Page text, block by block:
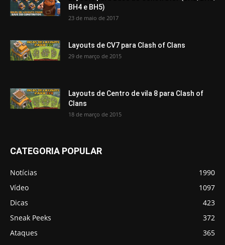
BH4 e BH5)
23 de maio de 2017
Layouts de CV7 para Clash of Clans
29 de março de 2015
Layouts de Centro de vila 8 para Clash of
Clans
18 de março de 2015
CATEGORIA POPULAR
Notícias
1990
Vídeo
1097
Dicas
423
Sneak Peeks
372
Ataques
365